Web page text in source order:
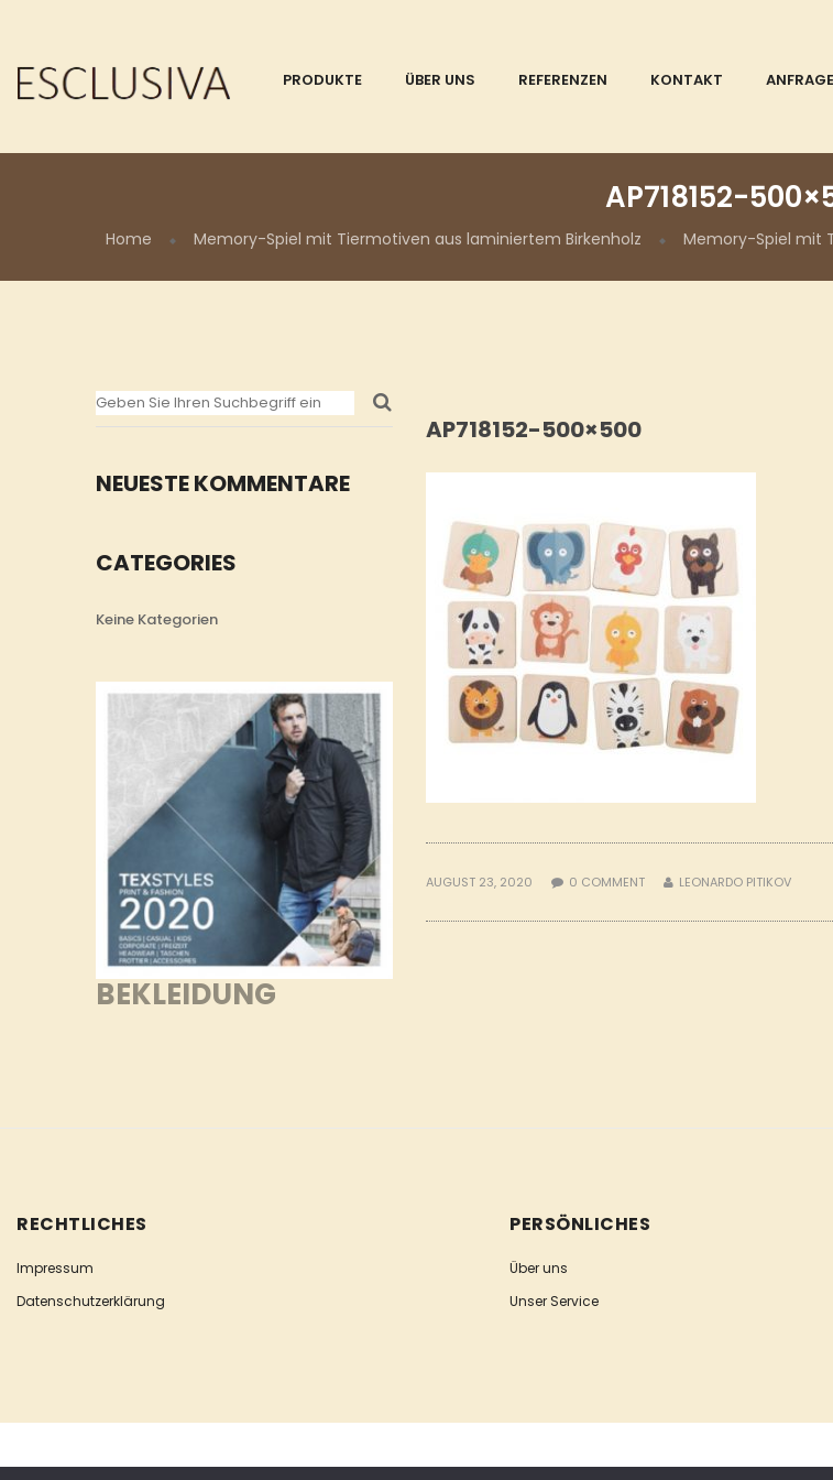
PRODUKTE ÜBER UNS REFERENZEN KONTAKT ANFRAGE
AP718152-
Home Memory-Spiel mit Tiermotiven aus laminiertem Birkenholz Memory-Spiel mit
NEUESTE KOMMENTARE
CATEGORIES
Keine Kategorien
BEKLEIDUNG
AP718152-500×500
AUGUST 23, 2020 0 COMMENT LEONARDO PITIKOV
RECHTLICHES
Impressum
Datenschutzerklärung
PERSÖNLICHES
Über uns
Unser Service